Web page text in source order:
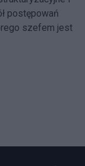
postępowań
szefem jest